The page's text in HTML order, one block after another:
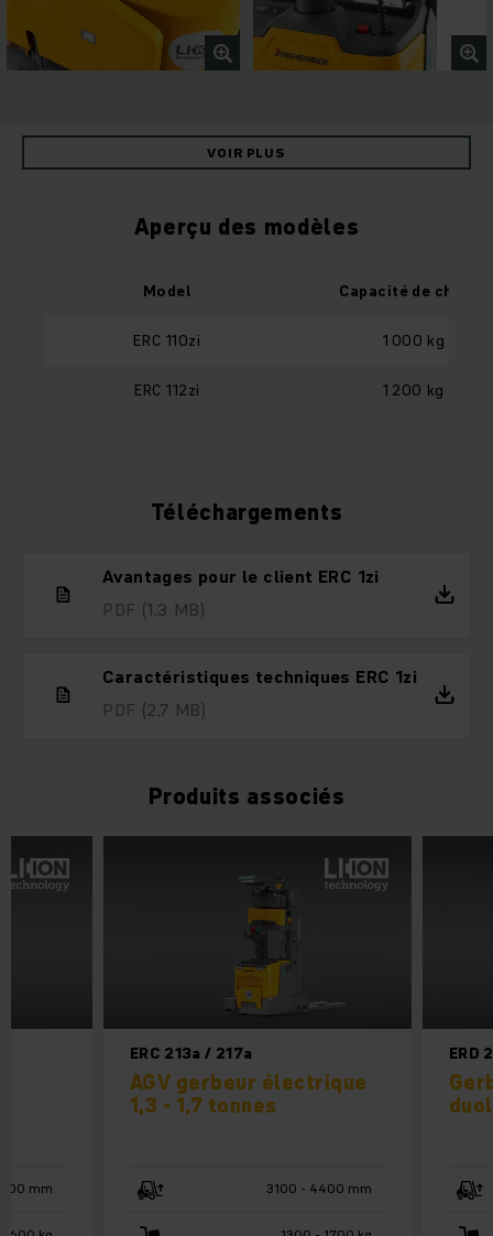
VOIR PLUS
Aperçu des modèles
Model Capacité de charge
ERC 110zi 1 000 kg
ERC 112zi 1 200 kg
Téléchargements
Avantages pour le client ERC 1zi
PDF (1,3 MB)
Caractéristiques techniques ERC 1zi
PDF (2,7 MB)
Produits associés
ERC 213a / 217a
AGV gerbeur électrique
1,3 - 1,7 tonnes
3100 - 4400 mm
ERD
mm